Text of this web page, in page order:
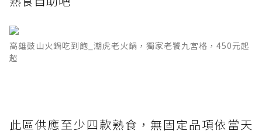
高雄鼓山火鍋吃到飽_潮虎老火鍋，獨家老饕九宮格，450元起
超
此區供應至少四款熟食，無固定品項依當天